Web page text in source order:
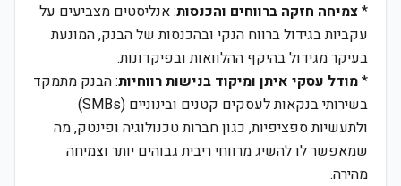
*צמיחה חזקה ברווחים והכנסות: אנליסטים מצביעים על
עקביות בגידול ברווח הנקי ובהכנסות של הבנק, המונעת
בעיקר מגידול בהיקף ההלוואות ובפיקדונות.
*מודל עסקי איתן ומיקוד בנישות רווחיות: הבנק מתמקד
בשירותי בנקאות לעסקים קטנים ובינוניים (SMBs)
ולתעשיות ספציפיות, כגון חברות טכנולוגיה ופינטק, מה
שמאפשר לו להשיג מרווחי ריבית גבוהים יותר וצמיחה
מהירה.